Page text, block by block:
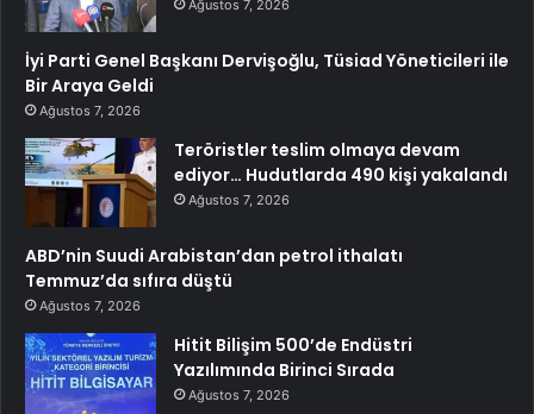
Ağustos 7, 2026
İyi Parti Genel Başkanı Dervişoğlu, Tüsiad Yöneticileri ile
Bir Araya Geldi
Ağustos 7, 2026
Teröristler teslim olmaya devam
ediyor… Hudutlarda 490 kişi yakalandı
Ağustos 7, 2026
ABD’nin Suudi Arabistan’dan petrol ithalatı
Temmuz’da sıfıra düştü
Ağustos 7, 2026
Hitit Bilişim 500’de Endüstri
Yazılımında Birinci Sırada
Ağustos 7, 2026